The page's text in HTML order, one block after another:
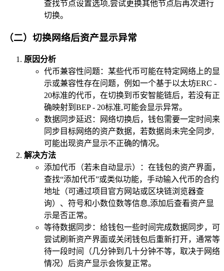
查找节点设置选项,尝试更换其他节点后再次进行
切换。
（二）切换网络后资产显示异常
原因分析
代币兼容性问题：某些代币可能在特定网络上的显
示或兼容性存在问题，例如一个基于以太坊ERC -
20标准的代币，在切换到币安智能链后，若没有正
确映射到BEP - 20标准,可能会显示异常。
数据同步延迟：网络切换后，钱包需要一定时间来
同步目标网络的资产数据，若数据尚未完全同步,
可能出现资产显示不正确的情况。
解决方法
添加代币（若未自动显示）：在钱包的资产界面，
查找“添加代币”或类似功能，手动输入代币的合约
地址（可通过项目官方网站或区块链浏览器查
询）、符号和小数位数等信息,添加后查看资产显
示是否正常。
等待数据同步：给钱包一些时间完成数据同步，可
尝试刷新资产界面或关闭钱包后重新打开，通常等
待一段时间（几分钟到几十分钟不等，取决于网络
情况）后资产显示会恢复正常。